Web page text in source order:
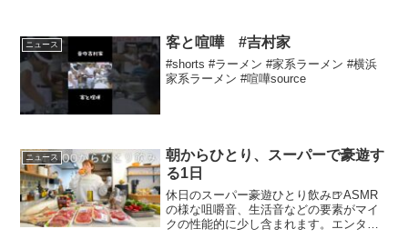
ニュース 客と喧嘩 #吉村家
#shorts #ラーメン #家系ラーメン #横浜
家系ラーメン #喧嘩source
ニュース
朝からひとり、スーパーで豪遊す
る1日
休日のスーパー豪遊ひとり飲み🍺ASMR
の様な咀嚼音、生活音などの要素がマイ
クの性能的に少し含まれます。エンタメ